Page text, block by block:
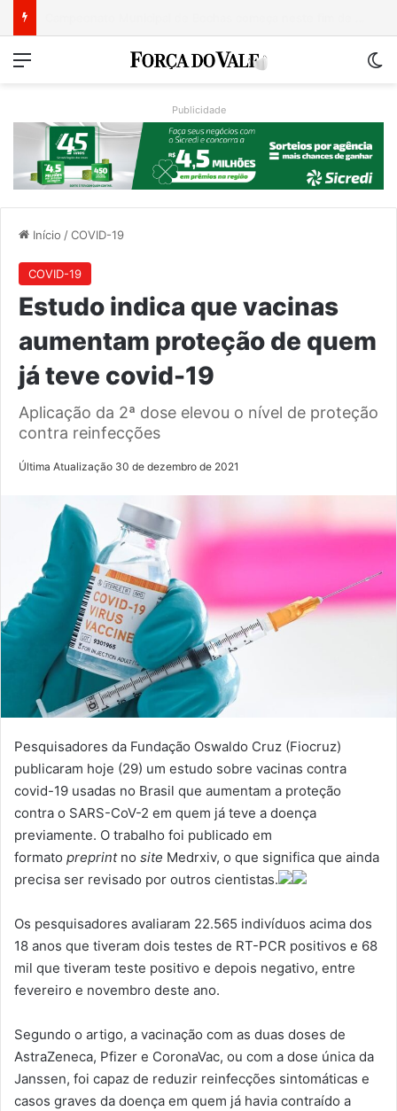
Menu
Publicidade
Início /COVID-19
COVID-19
Estudo indica que vacinas
aumentam proteção de quem
já teve covid-19
Aplicação da 2ª dose elevou o nível de proteção
contra reinfecções
Última Atualização 30 de dezembro de 2021
Pesquisadores da Fundação Oswaldo Cruz (Fiocruz)
publicaram hoje (29) um estudo sobre vacinas contra
covid-19 usadas no Brasil que aumentam a proteção
contra o SARS-CoV-2 em quem já teve a doença
previamente. O trabalho foi publicado em
formato preprint no site Medrxiv, o que significa que ainda
precisa ser revisado por outros cientistas.
Os pesquisadores avaliaram 22.565 indivíduos acima dos
18 anos que tiveram dois testes de RT-PCR positivos e 68
mil que tiveram teste positivo e depois negativo, entre
fevereiro e novembro deste ano.
Segundo o artigo, a vacinação com as duas doses de
AstraZeneca, Pfizer e CoronaVac, ou com a dose única da
Janssen, foi capaz de reduzir reinfecções sintomáticas e
casos graves da doença em quem já havia contraído a